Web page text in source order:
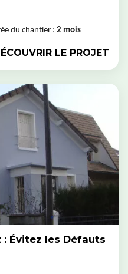
du chantier : 2 mois
LE PROJET
Évitez les Défauts